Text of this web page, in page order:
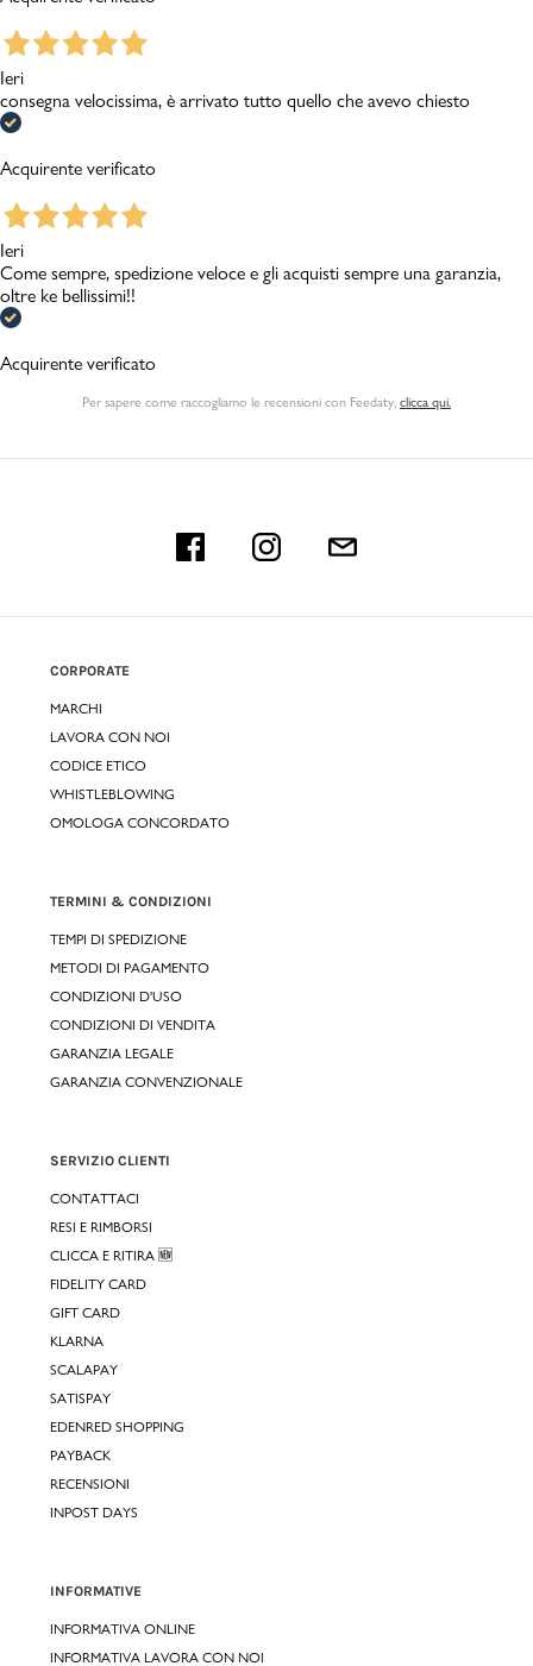
Ieri
consegna velocissima, è arrivato tutto quello che avevo chiesto
Acquirente verificato
Ieri
Come sempre, spedizione veloce e gli acquisti sempre una garanzia,
oltre ke bellissimi!!
Acquirente verificato
Per sapere come raccogliamo le recensioni con Feedaty, clicca qui.
CORPORATE
MARCHI
LAVORA CON NOI
CODICE ETICO
WHISTLEBLOWING
OMOLOGA CONCORDATO
TERMINI & CONDIZIONI
TEMPI DI SPEDIZIONE
METODI DI PAGAMENTO
CONDIZIONI D'USO
CONDIZIONI DI VENDITA
GARANZIA LEGALE
GARANZIA CONVENZIONALE
SERVIZIO CLIENTI
CONTATTACI
RESI E RIMBORSI
CLICCA E RITIRA 🆕
FIDELITY CARD
GIFT CARD
KLARNA
SCALAPAY
SATISPAY
EDENRED SHOPPING
PAYBACK
RECENSIONI
INPOST DAYS
INFORMATIVE
INFORMATIVA ONLINE
INFORMATIVA LAVORA CON NOI